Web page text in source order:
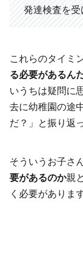
発達検査を受
これらのタイミ
る必要があるん
いうちは疑問に
去に幼稚園の途
だ？」と振り返
そういうお子さ
要があるのか親
く必要があります